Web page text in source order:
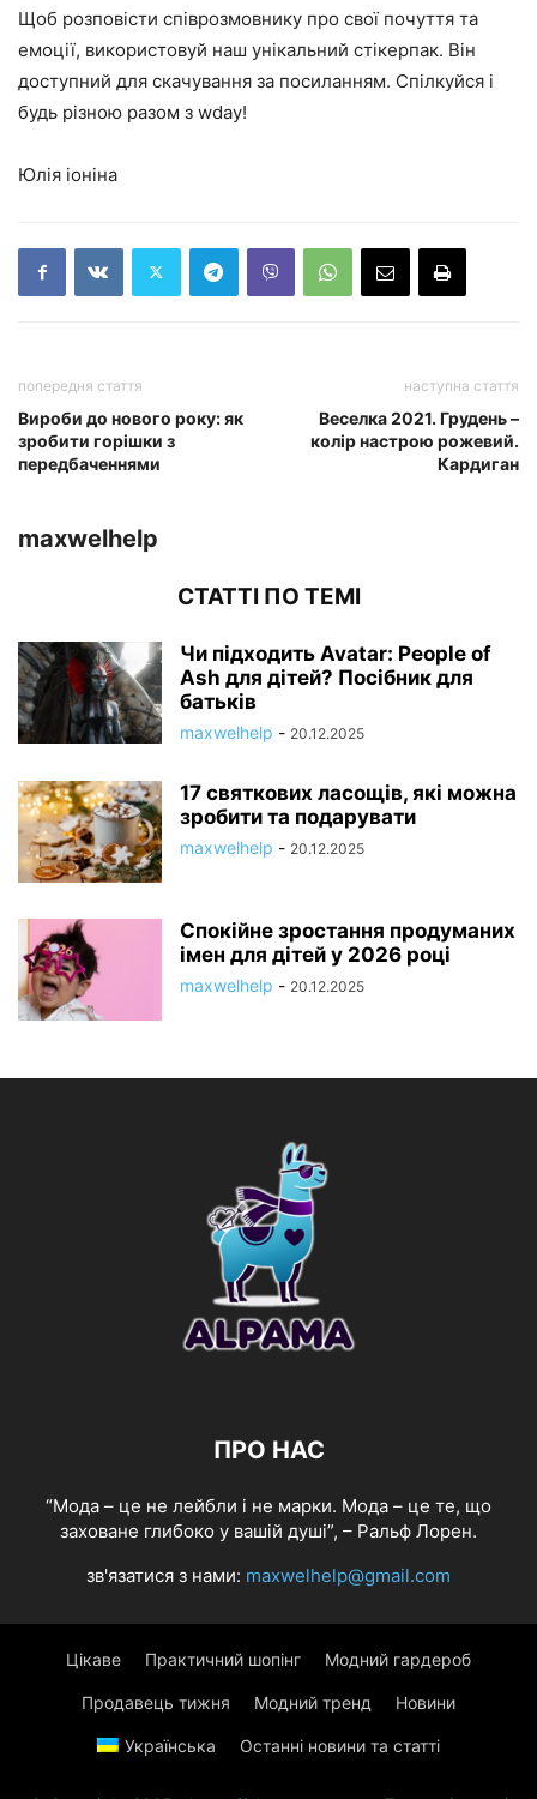
Щоб розповісти співрозмовнику про свої почуття та
емоції, використовуй наш унікальний стікерпак. Він
доступний для скачування за посиланням. Спілкуйся і
будь різною разом з wday!
Юлія іоніна
попередня стаття
Вироби до нового року: як
зробити горішки з
передбаченнями
наступна стаття
Веселка 2021. Грудень –
колір настрою рожевий.
Кардиган
maxwelhelp
СТАТТІ ПО ТЕМІ
Чи підходить Avatar: People of
Ash для дітей? Посібник для
батьків
maxwelhelp - 20.12.2025
17 святкових ласощів, які можна
зробити та подарувати
maxwelhelp - 20.12.2025
Спокійне зростання продуманих
імен для дітей у 2026 році
maxwelhelp - 20.12.2025
ПРО НАС
“Мода – це не лейбли і не марки. Мода – це те, що
заховане глибоко у вашій душі”, – Ральф Лорен.
зв'язатися з нами: maxwelhelp@gmail.com
Цікаве Практичний шопінг Модний гардероб
Продавець тижня Модний тренд Новини
Українська Останні новини та статті